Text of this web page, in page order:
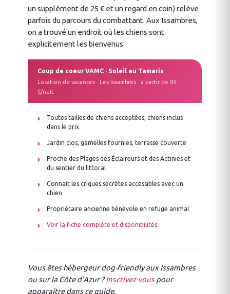
un supplément de 25 € et un regard en coin) relève
parfois du parcours du combattant. Aux Issambres,
on a trouvé un endroit où les chiens sont
explicitement les bienvenus.
Coup de coeur VAMC · Soleil au Tamaris
Location de vacances · Les Issambres · à partir de 95
€/nuit
Toutes tailles de chiens acceptées, chiens inclus
dans le prix
Jardin clos, gamelles fournies, terrasse couverte
Proche des Plages des Éclaireurs et des Actinies et
du sentier du littoral
Connaît les criques secrètes accessibles avec un
chien
Propriétaire ancienne bénévole en refuge animal
Voir la fiche complète et disponibilités
Vous êtes hébergeur dog-friendly aux Issambres
ou sur la Côte d’Azur ?Inscrivez-vouspour
apparaître dans ce guide.